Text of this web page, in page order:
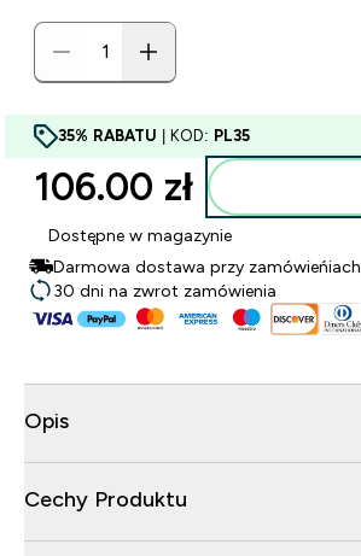
35% RABATU | KOD: PL35
106.00 zł‎
Dostępne w magazynie
Darmowa dostawa przy
30 dni na zwrot zamówienia
Opis
Cechy Produktu